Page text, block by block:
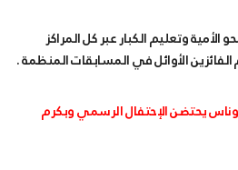
وتعليم الكبار عبر كل المراكز
الأوائل في المسابقات المنظمة .
يحتضن الإحتفال الرسمي وبكرم